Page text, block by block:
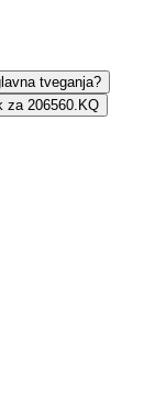
tveganja?
za 206560.KQ